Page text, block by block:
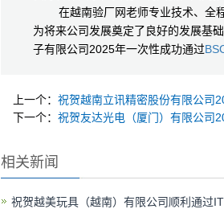
在越南验厂网老师专业技术、全程
为将来公司发展奠定了良好的发展基
子有限公司2025年一次性成功通过
上一个： 祝贺越南立讯精密股份有限公司
下一个： 祝贺友达光电（厦门）有限公司
相关新闻
祝贺越美玩具（越南）有限公司顺利通过